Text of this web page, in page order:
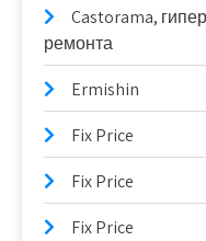
Castorama,
ремонта
Ermishin
Fix Price
Fix Price
Fix Price